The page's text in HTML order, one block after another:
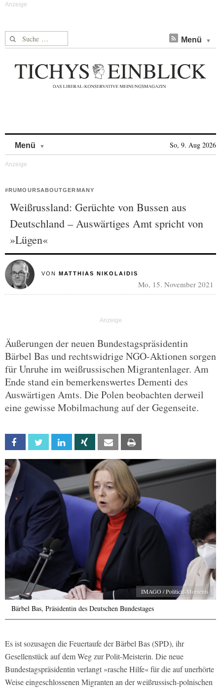
Suche nach: Menü
Menü So, 9. Aug 2026
#RUMOURSABOUTGERMANY
Weißrussland: Gerüchte von Bussen aus
Deutschland – Auswärtiges Amt spricht von
»Lügen«
VON MATTHIAS NIKOLAIDIS
Mo, 15. November 2021
Äußerungen der neuen Bundestagspräsidentin
Bärbel Bas und rechtswidrige NGO-Aktionen sorgen
für Unruhe im weißrussischen Migrantenlager. Am
Ende stand ein bemerkenswertes Dementi des
Auswärtigen Amts. Die Polen beobachten derweil
eine gewisse Mobilmachung auf der Gegenseite.
Facebook Twitter Linkedin Xing Email
IMAGO / Political-Moments
Bärbel Bas, Präsidentin des Deutschen Bundestages
Es ist sozusagen die Feuertaufe der Bärbel Bas (SPD), ihr
Gesellenstück auf dem Weg zur Polit-Meisterin. Die neue
Bundestagspräsidentin verlangt »rasche Hilfe« für die auf unerhörte
Weise eingeschlossenen Migranten an der weißrussisch-polnischen